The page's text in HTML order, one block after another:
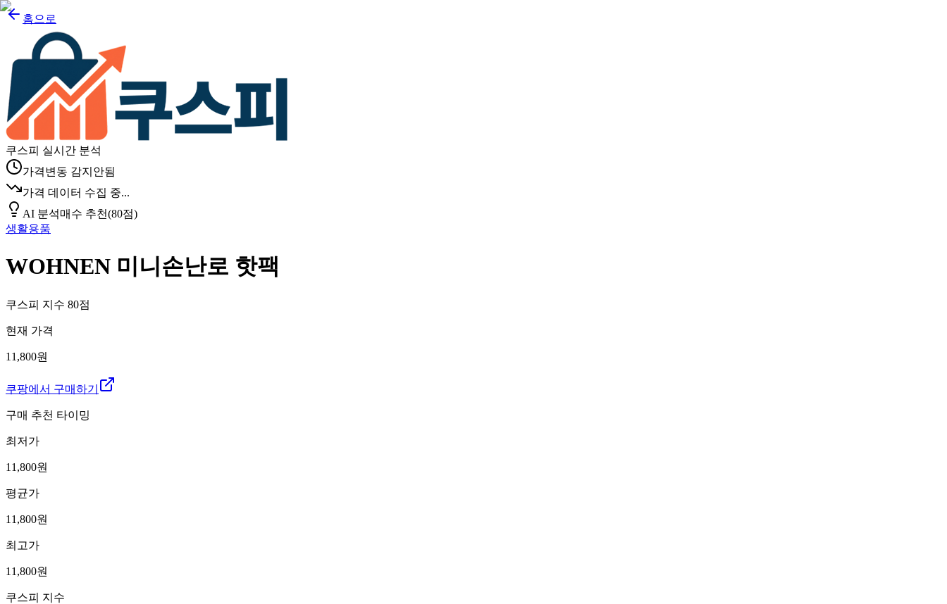
홈으로
쿠스피 실시간 분석
가격변동 감지안됨
가격 데이터 수집 중...
AI 분석매수 추천(80점)
생활용품
WOHNEN 미니손난로 핫팩
쿠스피 지수 80점
현재 가격
11,800원
쿠팡에서 구매하기
구매 추천 타이밍
최저가
11,800원
평균가
11,800원
최고가
11,800원
쿠스피 지수